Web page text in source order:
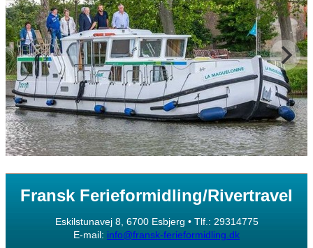
Fransk Ferieformidling/Rivertravel
Eskilstunavej 8, 6700 Esbjerg • Tlf.: 29314775
E-mail: info@fransk-ferieformidling.dk